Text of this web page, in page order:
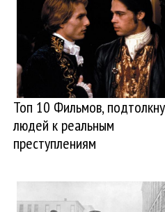
Топ 10 Фильмов,
людей к реальным
преступлениям